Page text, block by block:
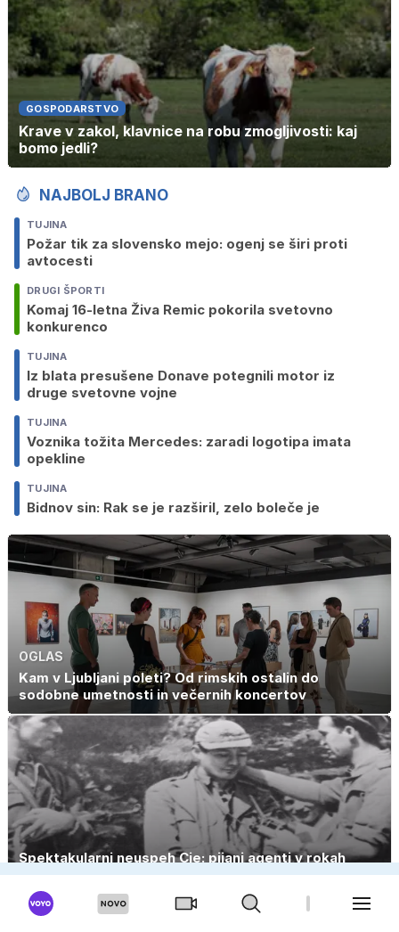
GOSPODARSTVO
Krave v zakol, klavnice na robu zmogljivosti: kaj
bomo jedli?
NAJBOLJ BRANO
TUJINA
Požar tik za slovensko mejo: ogenj se širi proti
avtocesti
DRUGI ŠPORTI
Komaj 16-letna Živa Remic pokorila svetovno
konkurenco
TUJINA
Iz blata presušene Donave potegnili motor iz
druge svetovne vojne
TUJINA
Voznika tožita Mercedes: zaradi logotipa imata
opekline
TUJINA
Bidnov sin: Rak se je razširil, zelo boleče je
OGLAS
Kam v Ljubljani poleti? Od rimskih ostalin do
sodobne umetnosti in večernih koncertov
Spektakularni neuspeh Cie: pijani agenti v rokah
albanske tajne službe